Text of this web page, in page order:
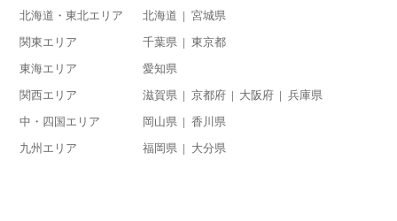
北海道・東北エリア 北海道 宮城県
関東エリア 千葉県 東京都
東海エリア 愛知県
関西エリア 滋賀県 京都府 大阪府 兵庫県
中・四国エリア 岡山県 香川県
九州エリア 福岡県 大分県